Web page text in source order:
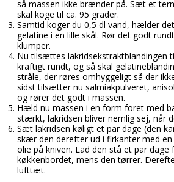
Solbær aroma
Tobak aroma
Tropisk aroma
Tyggegummi aroma
Vanilje aroma
Mærker
DV Liquids
Fantastical
Vaniljestænger
Startsæt
Tilbehør
Emballage
Udstyr
Æteriske olier
Marcipan
Skumfiduser
Smørcreme
Frugtflæsk
Dessert
Påske
så massen ikke brænder på. Sæt et
skal koge til ca. 95 grader.
Samtid koger du 0,5 dl vand, hælder
gelatine i en lille skål. Rør det godt
klumper.
Nu tilsættes lakridsekstraktblandingen
kraftigt rundt, og så skal
stråle, der røres omhyggeligt så der
sidst tilsætter nu salmiakpulveret,
og rører det godt i massen.
Hæld nu massen i en form foret med
stærkt, lakridsen bliver nemlig sej, når
Sæt lakridsen køligt et par dage (den
skær den derefter ud i firkanter med
olie på kniven. Lad den stå et par dage
køkkenbordet, mens den tørrer.
lufttæt.